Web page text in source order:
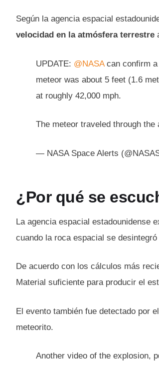
Según la agencia espacial
velocidad en la atmósfera terrestre
UPDATE: @NASAcan confirm a
meteor was about 5 feet (1.6
at roughly 42,000 mph.
The meteor traveled through
— NASA Space Alerts
¿Por qué se
La agencia espacial estadounidense
cuando la roca espacial se
De acuerdo con los cálculos más
Material suficiente para producir el
El evento también fue detectado por
meteorito.
Another video of the explosion,